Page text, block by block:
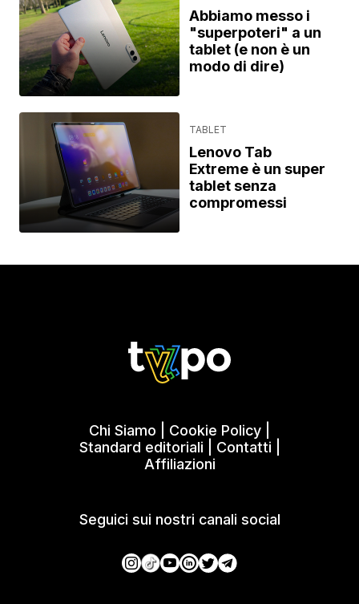
Abbiamo messo i
"superpoteri" a un
tablet (e non è un
modo di dire)
TABLET
Lenovo Tab
Extreme è un super
tablet senza
compromessi
Chi Siamo Cookie Policy
Standard editoriali
Contatti
Affiliazioni
Seguici sui nostri canali social